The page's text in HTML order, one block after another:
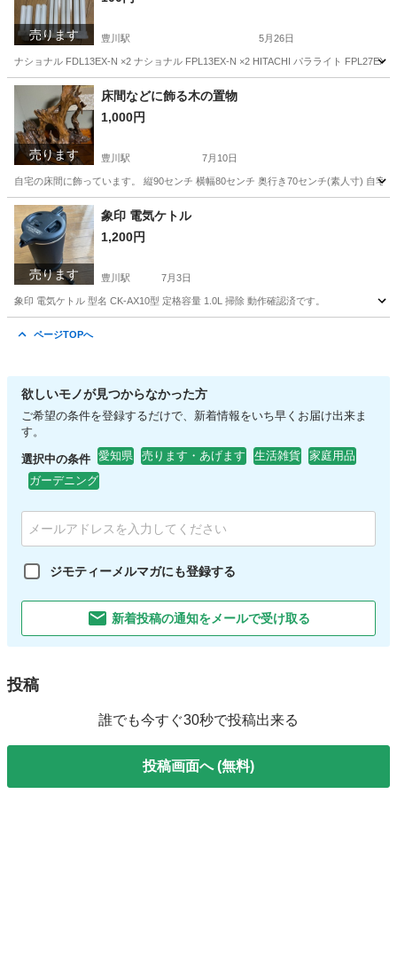
売ります 豊川駅 5月26日
ナショナル FDL13EX-N ×2 ナショナル FPL13EX-N ×2 HITACHI パラライト FPL27EX-
愛知 豊川市 豊川駅 生活家電 ナショナル
売ります
床間などに飾る木の置物
1,000円
豊川駅 7月10日
自宅の床間に飾っています。 縦90センチ 横幅80センチ 奥行き70センチ(素人寸) 自宅
愛知 豊川市 豊川駅 その他
売ります
象印 電気ケトル
1,200円
豊川駅 7月3日
象印 電気ケトル 型名 CK-AX10型 定格容量 1.0L 掃除 動作確認済です。
ページTOPへ
欲しいモノが見つからなかった方
ご希望の条件を登録するだけで、新着情報をいち早くお届け出来ま
す。
選択中の条件 愛知県 売ります・あげます 生活雑貨
家庭用品
ガーデニング
ジモティーメルマガにも登録する
新着投稿の通知をメールで受け取る
投稿
誰でも今すぐ30秒で投稿出来る
投稿画面へ (無料)